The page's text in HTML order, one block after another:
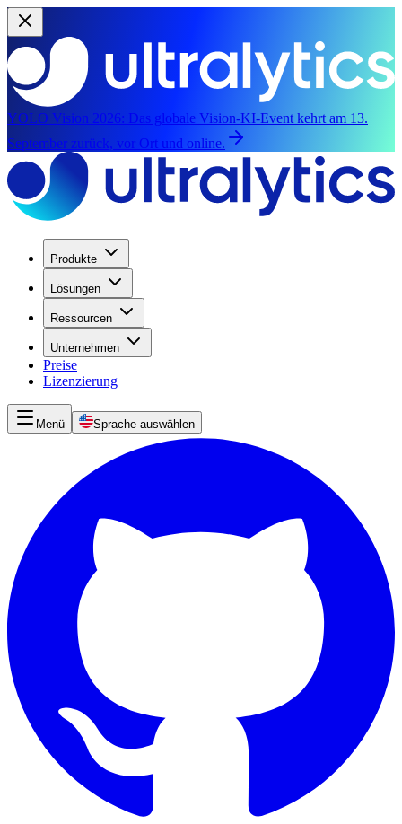
YOLO Vision 2026: Das globale Vision-KI-Event kehrt am 13.
September zurück, vor Ort und online.
Produkte
Lösungen
Ressourcen
Unternehmen
Preise
Lizenzierung
Menü Sprache auswählen